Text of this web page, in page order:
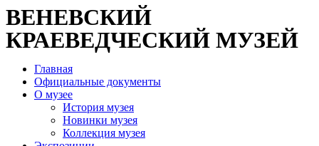
ВЕНЕВСКИЙ
КРАЕВЕДЧЕСКИЙ МУЗЕЙ
Главная
Официальные документы
О музее
История музея
Новинки музея
Коллекция музея